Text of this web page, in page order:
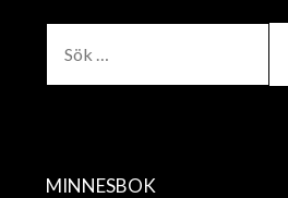
MINNESBOK